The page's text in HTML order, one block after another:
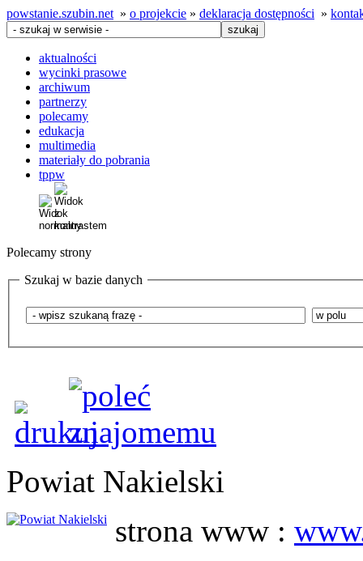
powstanie.szubin.net » o projekcie » deklaracja dostępności »
aktualności
wycinki prasowe
archiwum
partnerzy
polecamy
edukacja
multimedia
materiały do pobrania
tppw
Polecamy strony
Szukaj w bazie danych
Powiat Nakielski
strona www :